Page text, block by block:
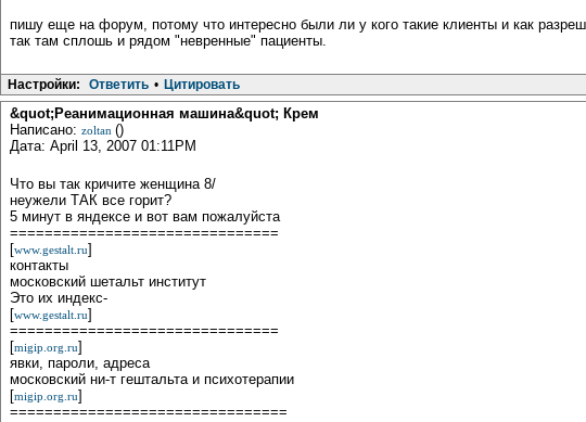
пишу еще на форум, потому что интересно были ли у кого такие клиенты и как
так там сплошь и рядом "невренные" пациенты.
Настройки: Ответить • Цитировать
&quot;Реанимационная машина&quot; Крем
Написано: zoltan ()
Дата: April 13, 2007 01:11PM
Что вы так кричите женщина 8/
неужели ТАК все горит?
5 минут в яндексе и вот вам пожалуйста
===============================
[www.gestalt.ru]
контакты
московский шетальт институт
Это их индекс-
[www.gestalt.ru]
===============================
[migip.org.ru]
явки, пароли, адреса
московский ни-т гештальта и психотерапии
[migip.org.ru]
================================